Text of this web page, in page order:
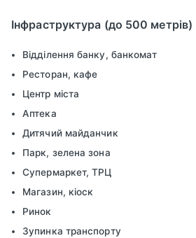
Інфраструктура (до 500 метрів)
Відділення банку, банкомат
Ресторан, кафе
Центр міста
Аптека
Дитячий майданчик
Парк, зелена зона
Супермаркет, ТРЦ
Магазин, кіоск
Ринок
Зупинка транспорту